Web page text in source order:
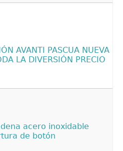
AVANTI PASCUA NUEVA
LA DIVERSIÓN PRECIO
acero inoxidable
de botón